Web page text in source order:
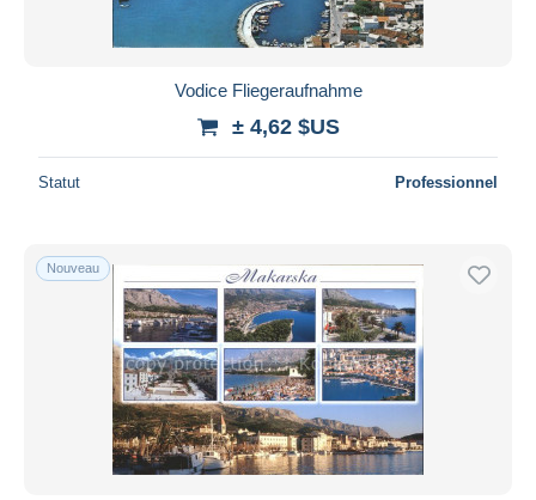
Vodice Fliegeraufnahme
± 4,62 $US
Statut Professionnel
Nouveau